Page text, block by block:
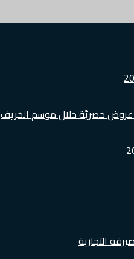
عروض حصريّة خلال موسم الخريف
التجارية